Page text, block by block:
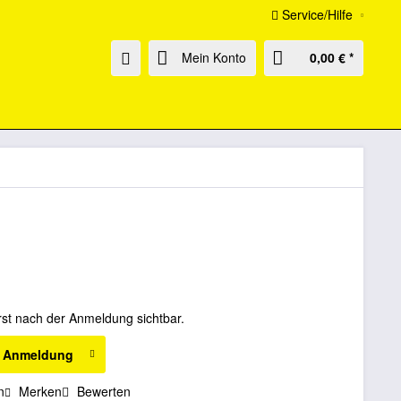
Service/Hilfe
Mein Konto 0,00 € *
nach der Anmeldung sichtbar.
Merken Bewerten